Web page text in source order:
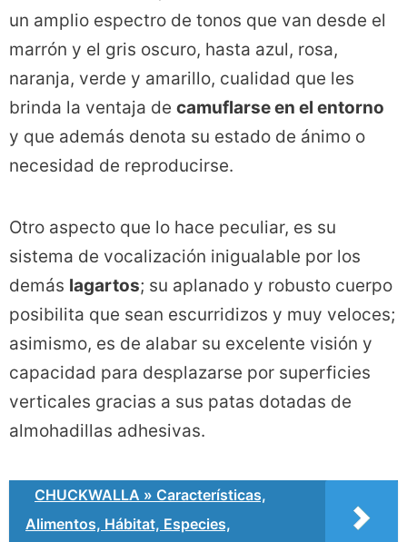
un amplio espectro de tonos que van desde el
marrón y el gris oscuro, hasta azul, rosa,
naranja, verde y amarillo, cualidad que les
brinda la ventaja de camuflarse en el entorno
y que además denota su estado de ánimo o
necesidad de reproducirse.
Otro aspecto que lo hace peculiar, es su
sistema de vocalización inigualable por los
demás lagartos; su aplanado y robusto cuerpo
posibilita que sean escurridizos y muy veloces;
asimismo, es de alabar su excelente visión y
capacidad para desplazarse por superficies
verticales gracias a sus patas dotadas de
almohadillas adhesivas.
CHUCKWALLA » Características,
Alimentos, Hábitat, Especies,